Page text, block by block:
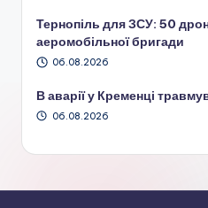
Тернопіль для ЗСУ: 50
аеромобільної бригади
06.08.2026
В аварії у Кременці
06.08.2026